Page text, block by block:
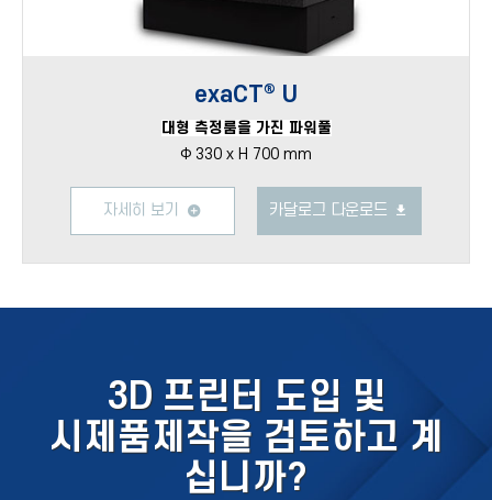
exaCT® U
대형 측정룸을 가진 파워풀
Φ 330 x H 700 mm
자세히 보기 카달로그 다운로드
3D 프린터 도입 및
시제품제작을 검토하고 계
십니까?